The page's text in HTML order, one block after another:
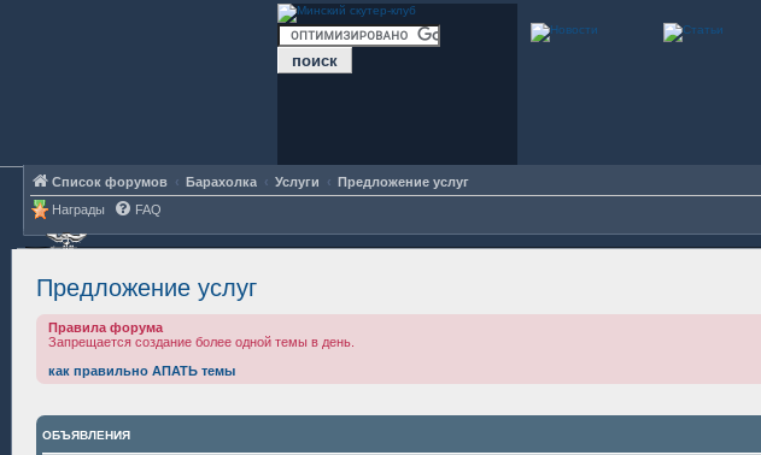
Список форумов Барахолка Услуги
Предложение услуг
Награды
FAQ
Предложение услуг
Правила форума
Запрещается создание более одной темы в день.
как правильно АПАТЬ темы
ОБЪЯВЛЕНИЯ